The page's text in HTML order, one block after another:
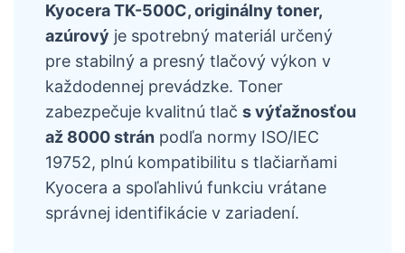
Kyocera TK-500C, originálny toner,
azúrový je spotrebný materiál určený
pre stabilný a presný tlačový výkon v
každodennej prevádzke. Toner
zabezpečuje kvalitnú tlač s výťažnosťou
až 8000 strán podľa normy ISO/IEC
19752, plnú kompatibilitu s tlačiarňami
Kyocera a spoľahlivú funkciu vrátane
správnej identifikácie v zariadení.